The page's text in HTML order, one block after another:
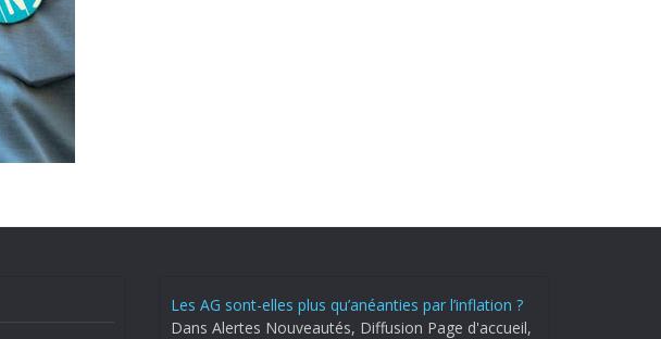
Les AG sont-elles plus qu’anéanties par l’inflation ?
Dans Alertes Nouveautés, Diffusion Page d'accueil,